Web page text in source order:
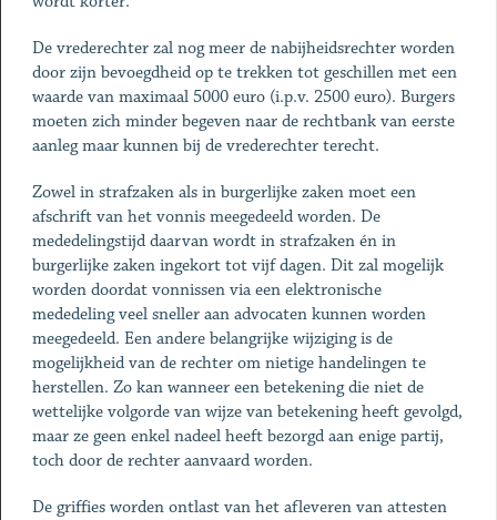
De vrederechter zal nog meer de nabijheidsrechter worden
door zijn bevoegdheid op te trekken tot geschillen met een
waarde van maximaal 5000 euro (i.p.v. 2500 euro). Burgers
moeten zich minder begeven naar de rechtbank van eerste
aanleg maar kunnen bij de vrederechter terecht.
Zowel in strafzaken als in burgerlijke zaken moet een
afschrift van het vonnis meegedeeld worden. De
mededelingstijd daarvan wordt in strafzaken én in
burgerlijke zaken ingekort tot vijf dagen. Dit zal mogelijk
worden doordat vonnissen via een elektronische
mededeling veel sneller aan advocaten kunnen worden
meegedeeld. Een andere belangrijke wijziging is de
mogelijkheid van de rechter om nietige handelingen te
herstellen. Zo kan wanneer een betekening die niet de
wettelijke volgorde van wijze van betekening heeft gevolgd,
maar ze geen enkel nadeel heeft bezorgd aan enige partij,
toch door de rechter aanvaard worden.
De griffies worden ontlast van het afleveren van attesten